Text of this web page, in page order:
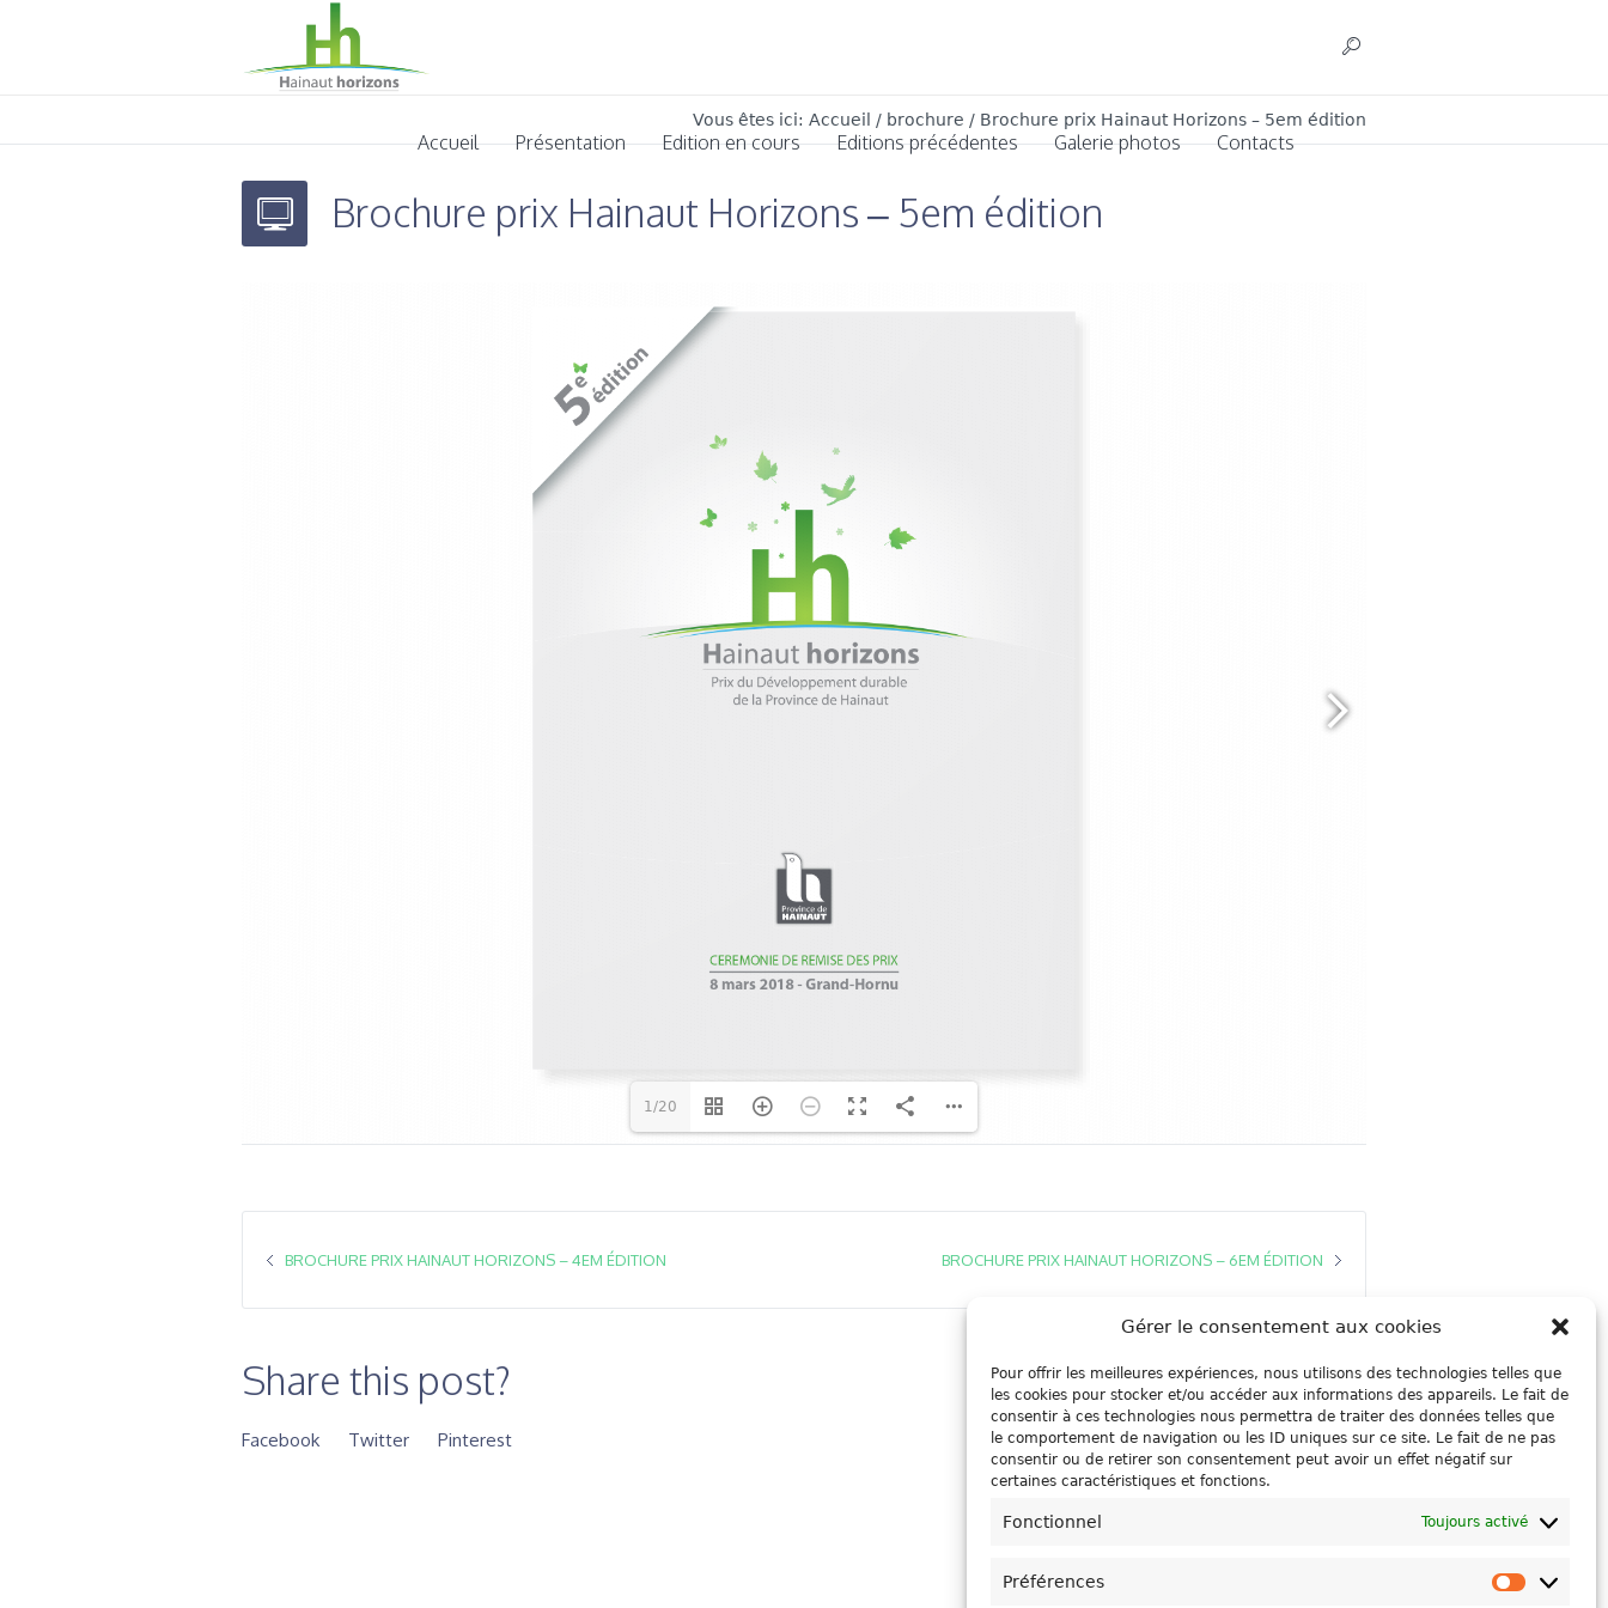
Gérer le consentement aux cookies
Pour offrir les meilleures expériences, nous utilisons des technologies telles que
les cookies pour stocker et/ou accéder aux informations des appareils. Le fait de
consentir à ces technologies nous permettra de traiter des données telles que
le comportement de navigation ou les ID uniques sur ce site. Le fait de ne pas
consentir ou de retirer son consentement peut avoir un effet négatif sur
certaines caractéristiques et fonctions.
Fonctionnel Toujours activé
Préférences
Accueil Présentation Edition en cours Editions précédentes Galerie photos Contacts
Vous êtes ici: Accueil / brochure / Brochure prix Hainaut Horizons – 5em édition
Brochure prix Hainaut Horizons – 5em édition
1/20
BROCHURE PRIX HAINAUT HORIZONS – 6EM ÉDITION
BROCHURE PRIX HAINAUT HORIZONS – 4EM ÉDITION
Share this post?
Facebook Twitter Pinterest